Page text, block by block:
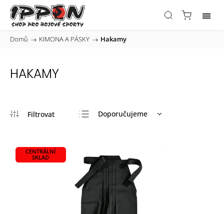
Domů / KIMONA A PÁSKY / Hakamy
HAKAMY
Doporučujeme
Nejprodávanější
Abecedně
CENTRÁLNÍ
SKLAD